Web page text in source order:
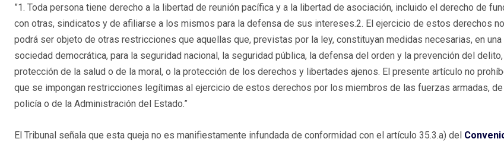
”1. Toda persona tiene derecho a la libertad de reunión pacífica y a la libertad de asociación, incluido el derecho de
con otras, sindicatos y de afiliarse a los mismos para la defensa de sus intereses.2. El ejercicio de estos derechos no
podrá ser objeto de otras restricciones que aquellas que, previstas por la ley, constituyan medidas necesarias, en una
sociedad democrática, para la seguridad nacional, la seguridad pública, la defensa del orden y la prevención del
protección de la salud o de la moral, o la protección de los derechos y libertades ajenos. El presente artículo no
que se impongan restricciones legítimas al ejercicio de estos derechos por los miembros de las fuerzas armadas,
policía o de la Administración del Estado.”
El Tribunal señala que esta queja no es manifiestamente infundada de conformidad con el artículo 35.3.a) del